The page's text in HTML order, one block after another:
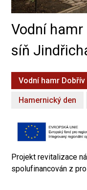
Vodní
síň
Vodní hamr Dobřív
Hamernický den
Projekt revitalizace
spolufinancován z